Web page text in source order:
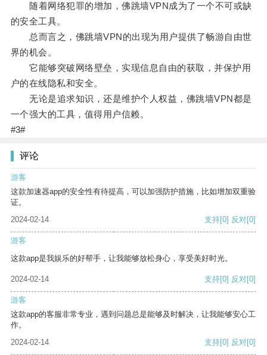
随着网络犯罪的增加，佛跳墙VPN成为了一个不可或缺
的安全工具。
总而言之，佛跳墙VPN的出现为用户提供了畅游自由世
界的机会。
它能够突破网络壁垒，实现信息自由的获取，并保护用
户的在线隐私和安全。
无论是追求知识，还是维护个人权益，佛跳墙VPN都是
一个强大的工具，值得用户信赖。
#3#
评论
游客
这款加速器app的安全性有待提高，可以加强防护措施，比如增加双重验
证。
2024-02-14
支持[0] 反对[0]
游客
这款app是我娱乐的好帮手，让我能够放松身心，享受美好时光。
2024-02-14 支持[0] 反对[0]
游客
这款app的客服非常专业，遇到问题总是能够及时解决，让我能够安心工
作。
2024-02-14
支持[0] 反对[0]